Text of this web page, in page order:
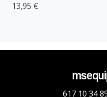
13,95 €
617 10 34